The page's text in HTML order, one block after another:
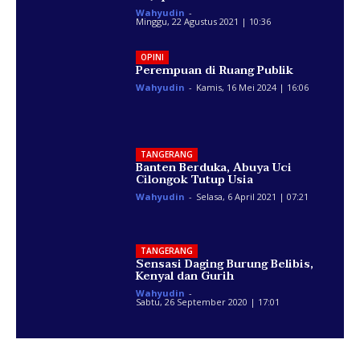
Wahyudin -
Minggu, 22 Agustus 2021 | 10:36
OPINI
Perempuan di Ruang Publik
Wahyudin - Kamis, 16 Mei 2024 | 16:06
TANGERANG
Banten Berduka, Abuya Uci
Cilongok Tutup Usia
Wahyudin - Selasa, 6 April 2021 | 07:21
TANGERANG
Sensasi Daging Burung Belibis,
Kenyal dan Gurih
Wahyudin -
Sabtu, 26 September 2020 | 17:01